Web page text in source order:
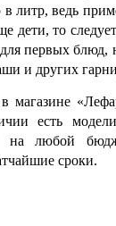
литр, ведь
дети, то
первых блюд,
и других
магазине
есть
на любой
сроки.